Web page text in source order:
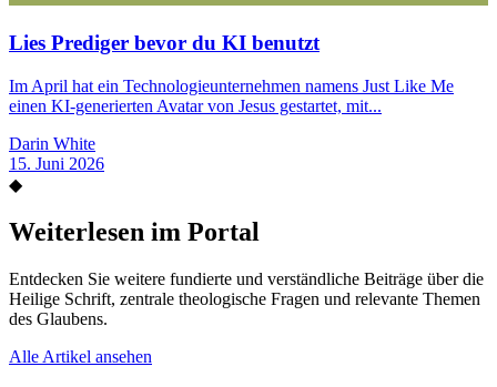
Lies Prediger bevor du KI benutzt
Im April hat ein Technologieunternehmen namens Just Like Me
einen KI-generierten Avatar von Jesus gestartet, mit...
Darin White
15. Juni 2026
◆
Weiterlesen im Portal
Entdecken Sie weitere fundierte und verständliche Beiträge über die
Heilige Schrift, zentrale theologische Fragen und relevante Themen
des Glaubens.
Alle Artikel ansehen